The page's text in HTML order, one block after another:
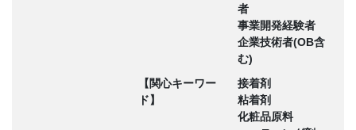
者
事業開発経験者
企業技術者(OB含
む)
【関心キーワー
ド】
接着剤
粘着剤
化粧品原料